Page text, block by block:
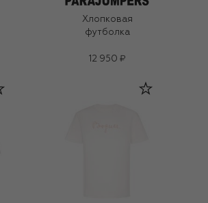
Хлопковая
футболка
12 950 ₽